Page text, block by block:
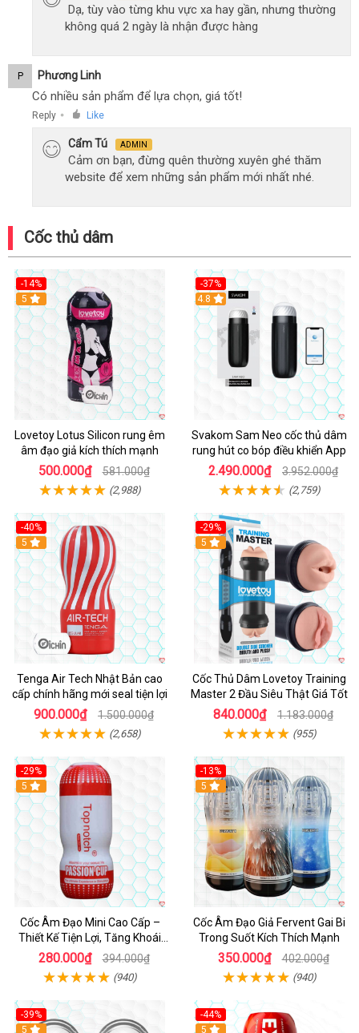
Dạ, tùy vào từng khu vực xa hay gần, nhưng thường
không quá 2 ngày là nhận được hàng
P Phương Linh
Có nhiều sản phẩm để lựa chọn, giá tốt!
Reply ● Like
Cẩm Tú ADMIN
Cảm ơn bạn, đừng quên thường xuyên ghé thăm
website để xem những sản phẩm mới nhất nhé.
Cốc thủ dâm
-14%
Hot
5
Lovetoy Lotus Silicon rung êm
âm đạo giả kích thích mạnh
500.000₫ 581.000₫
(2,988)
-37%
4.8
Svakom Sam Neo cốc thủ dâm
rung hút co bóp điều khiển App
2.490.000₫ 3.952.000₫
(2,759)
-40%
Hot
5
Tenga Air Tech Nhật Bản cao
cấp chính hãng mới seal tiện lợi
900.000₫ 1.500.000₫
(2,658)
-29%
Hot
5
Cốc Thủ Dâm Lovetoy Training
Master 2 Đầu Siêu Thật Giá Tốt
840.000₫ 1.183.000₫
(955)
-29%
5
Cốc Âm Đạo Mini Cao Cấp –
Thiết Kế Tiện Lợi, Tăng Khoái
Cảm
280.000₫ 394.000₫
(940)
-13%
Hot
5
Cốc Âm Đạo Giả Fervent Gai Bi
Trong Suốt Kích Thích Mạnh
350.000₫ 402.000₫
(940)
-39%
Hot
5
-44%
Hot
5